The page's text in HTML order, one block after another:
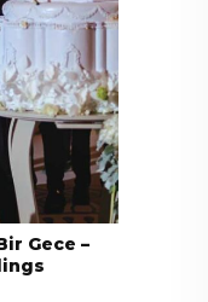
Gece –